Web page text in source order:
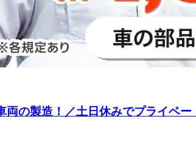
両の製造！／土日休みでプライベ